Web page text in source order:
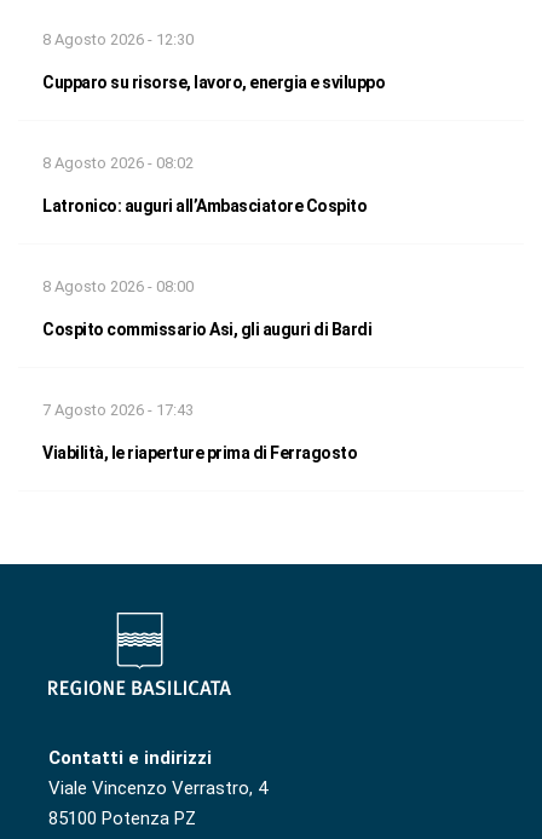
8 Agosto 2026 - 12:30
Cupparo su risorse, lavoro, energia e sviluppo
8 Agosto 2026 - 08:02
Latronico: auguri all’Ambasciatore Cospito
8 Agosto 2026 - 08:00
Cospito commissario Asi, gli auguri di Bardi
7 Agosto 2026 - 17:43
Viabilità, le riaperture prima di Ferragosto
Contatti e indirizzi
Viale Vincenzo Verrastro, 4
85100 Potenza PZ